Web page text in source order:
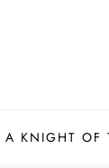
A KNIGHT OF